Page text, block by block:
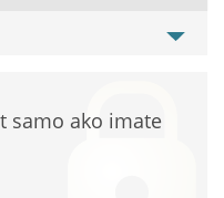
samo ako imate